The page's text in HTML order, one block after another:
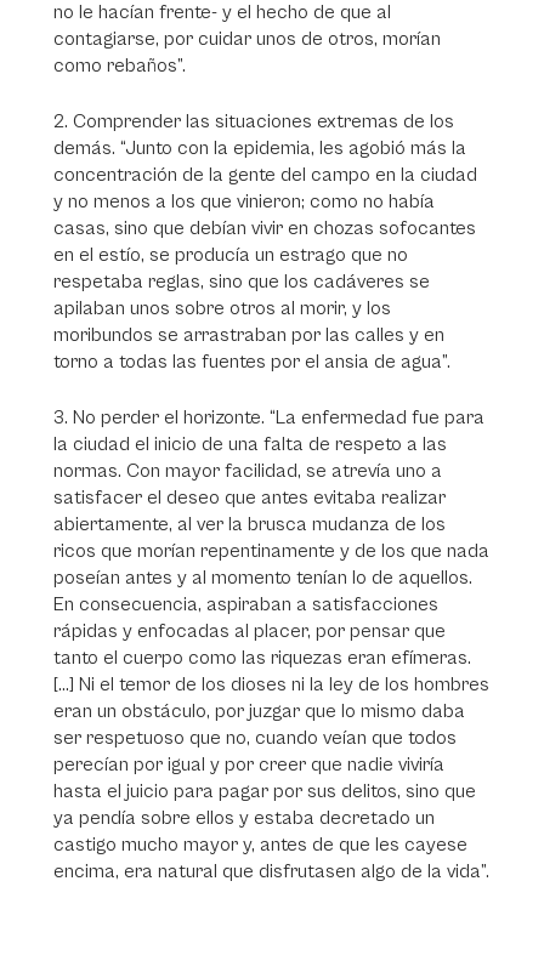
no le hacían frente- y el hecho de que al
contagiarse, por cuidar unos de otros, morían
como rebaños”.
2. Comprender las situaciones extremas de los
demás. “Junto con la epidemia, les agobió más la
concentración de la gente del campo en la ciudad
y no menos a los que vinieron; como no había
casas, sino que debían vivir en chozas sofocantes
en el estío, se producía un estrago que no
respetaba reglas, sino que los cadáveres se
apilaban unos sobre otros al morir, y los
moribundos se arrastraban por las calles y en
torno a todas las fuentes por el ansia de agua”.
3. No perder el horizonte. “La enfermedad fue para
la ciudad el inicio de una falta de respeto a las
normas. Con mayor facilidad, se atrevía uno a
satisfacer el deseo que antes evitaba realizar
abiertamente, al ver la brusca mudanza de los
ricos que morían repentinamente y de los que nada
poseían antes y al momento tenían lo de aquellos.
En consecuencia, aspiraban a satisfacciones
rápidas y enfocadas al placer, por pensar que
tanto el cuerpo como las riquezas eran efímeras.
[…] Ni el temor de los dioses ni la ley de los hombres
eran un obstáculo, por juzgar que lo mismo daba
ser respetuoso que no, cuando veían que todos
perecían por igual y por creer que nadie viviría
hasta el juicio para pagar por sus delitos, sino que
ya pendía sobre ellos y estaba decretado un
castigo mucho mayor y, antes de que les cayese
encima, era natural que disfrutasen algo de la vida”.